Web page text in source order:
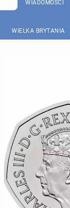
WIADOMOŚCI
WIELKA BRYTANIA